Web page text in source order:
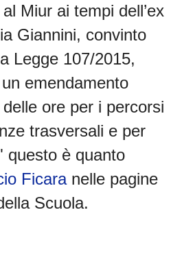
Miur ai tempi dell’ex
Giannini, convinto
Legge 107/2015,
emendamento
delle ore per i percorsi
trasversali e per
questo è quanto
Ficaranelle pagine
Scuola.